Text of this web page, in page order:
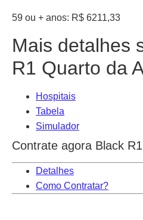
59 ou + anos: R$ 6211,33
Mais detalhes
R1 Quarto da
Hospitais
Tabela
Simulador
Contrate agora Black
Detalhes
Como Contratar?